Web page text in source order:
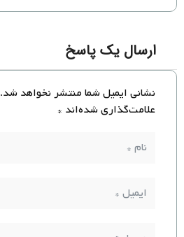
ارسال یک پاسخ
نشانی ایمیل شما منتشر نخواهد شد.
علامت‌گذاری شده‌اند *